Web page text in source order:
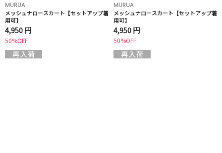
MURUA
メッシュナロースカート【セットアップ着
用可】
4,950 円
50%OFF
MURUA
メッシュナロースカート【セットアップ着
用可】
4,950 円
50%OFF